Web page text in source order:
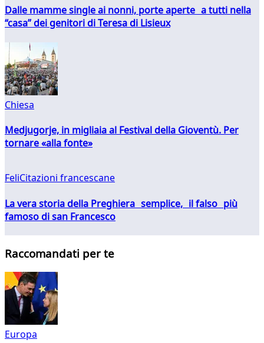
Dalle mamme single ai nonni, porte aperte a tutti nella
“casa” dei genitori di Teresa di Lisieux
Chiesa
Medjugorje, in migliaia al Festival della Gioventù. Per
tornare «alla fonte»
FeliCitazioni francescane
La vera storia della Preghiera semplice, il falso più
famoso di san Francesco
Raccomandati per te
Europa